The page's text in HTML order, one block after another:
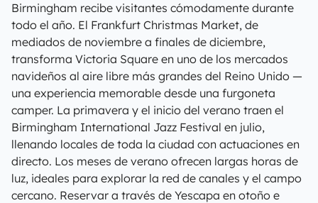
Birmingham recibe visitantes cómodamente durante
todo el año. El Frankfurt Christmas Market, de
mediados de noviembre a finales de diciembre,
transforma Victoria Square en uno de los mercados
navideños al aire libre más grandes del Reino Unido —
una experiencia memorable desde una furgoneta
camper. La primavera y el inicio del verano traen el
Birmingham International Jazz Festival en julio,
llenando locales de toda la ciudad con actuaciones en
directo. Los meses de verano ofrecen largas horas de
luz, ideales para explorar la red de canales y el campo
cercano. Reservar a través de Yescapa en otoño e